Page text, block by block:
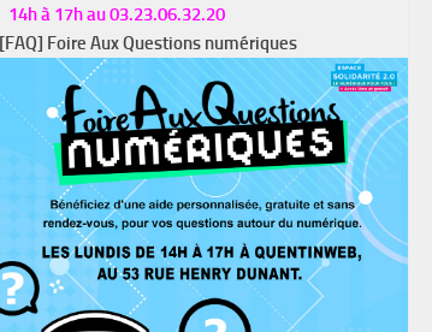
14h à 17h au 03.23.06.32.20
[FAQ] Foire Aux Questions numériques